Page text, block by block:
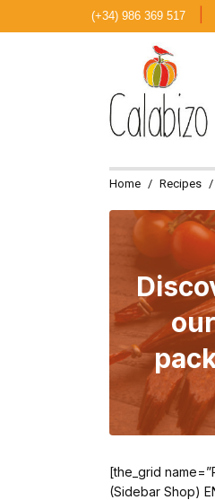
(+34) 986 369 517
Home Recipes
our
[the_grid
(Sidebar Shop)